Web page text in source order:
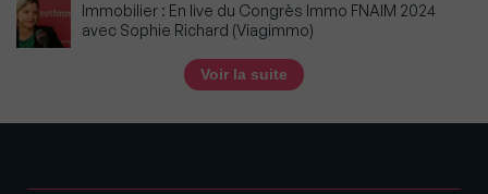
Immobilier : En live du Congrès Immo FNAIM 2024
avec Sophie Richard (Viagimmo)
Voir la suite